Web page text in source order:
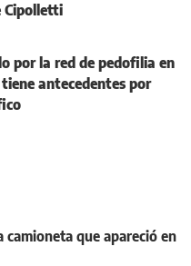
Cipolletti
por la red de pedofilia en
antecedentes por
camioneta que apareció en